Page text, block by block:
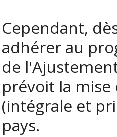
Cependant,
adhérer au
de
prévoit la
(intégrale et
pays.